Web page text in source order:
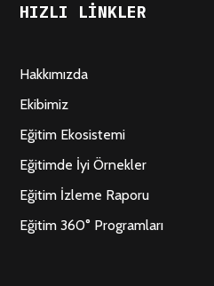
HIZLI LINKLER
Hakkımızda
Ekibimiz
Eğitim Ekosistemi
Eğitimde İyi Örnekler
Eğitim İzleme Raporu
Eğitim 360° Programları